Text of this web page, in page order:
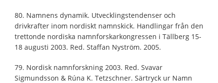
80. Namnens dynamik. Utvecklingstendenser och
drivkrafter inom nordiskt namnskick. Handlingar från den
trettonde nordiska namnforskarkongressen i Tällberg 15-
18 augusti 2003. Red. Staffan Nyström. 2005.
79. Nordisk namnforskning 2003. Red. Svavar
Sigmundsson & Rúna K. Tetzschner. Särtryck ur Namn